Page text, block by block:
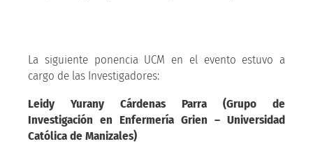
La siguiente ponencia UCM en el evento estuvo a
cargo de las Investigadores:
Leidy Yurany Cárdenas Parra (Grupo de
Investigación en Enfermería Grien – Universidad
Católica de Manizales)